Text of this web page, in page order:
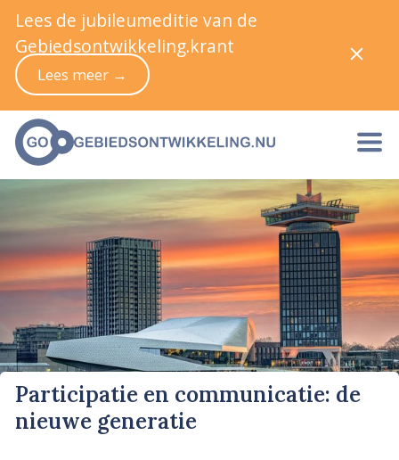
Participatie en communicatie: de
nieuwe generatie
Lees de jubileumeditie van de
Gebiedsontwikkeling.krant
Lees meer →